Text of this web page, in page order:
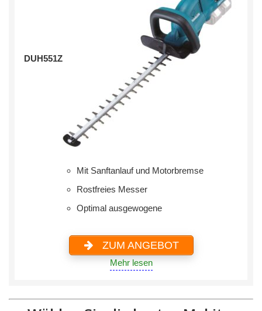
DUH551Z
Mit Sanftanlauf und Motorbremse
Rostfreies Messer
Optimal ausgewogene
ZUM ANGEBOT
Mehr lesen